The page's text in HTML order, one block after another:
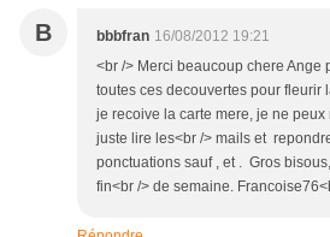
B bbbfran 16/08/2012 19:21
<br /> Merci beaucoup chere Ange
toutes ces decouvertes pour fleurir
je recoive la carte mere, je ne
juste lire les<br /> mails et
ponctuations sauf , et . Gros
fin<br /> de semaine.